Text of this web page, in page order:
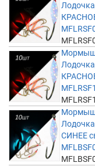
СИНЕЕ